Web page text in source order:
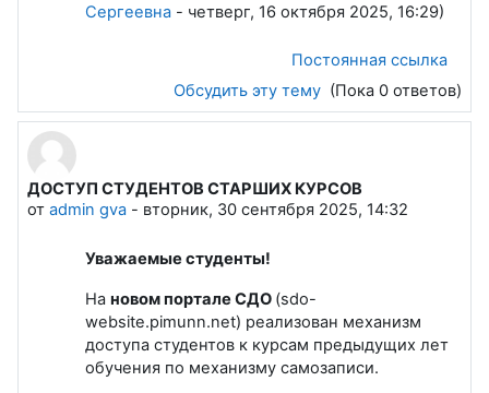
Сергеевна - четверг, 16 октября 2025, 16:29)
Постоянная ссылка
Обсудить эту тему (Пока 0 ответов)
ДОСТУП СТУДЕНТОВ СТАРШИХ КУРСОВ
от admin gva - вторник, 30 сентября 2025, 14:32
Уважаемые студенты!
На новом портале СДО (sdo-
website.pimunn.net) реализован механизм
доступа студентов к курсам предыдущих лет
обучения по механизму самозаписи.